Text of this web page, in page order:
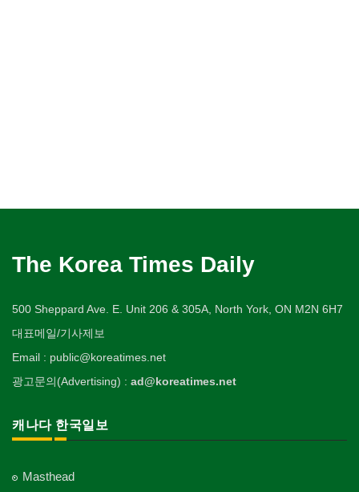
The Korea Times Daily
500 Sheppard Ave. E. Unit 206 & 305A, North York, ON M2N 6H7
대표메일/기사제보
Email : public@koreatimes.net
광고문의(Advertising) : ad@koreatimes.net
캐나다 한국일보
Masthead